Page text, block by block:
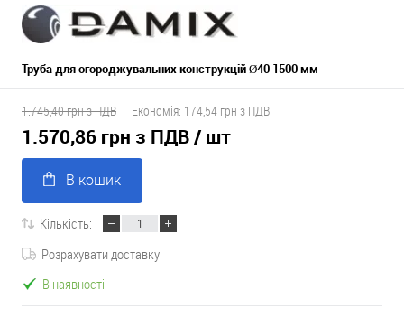
Труба для огороджувальних конструкцій Ø40 1500 мм
1.745,40 грн з ПДВ Економія: 174,54 грн з ПДВ
1.570,86 грн з ПДВ/ шт
В кошик
Кількість:
Розрахувати доставку
В наявності